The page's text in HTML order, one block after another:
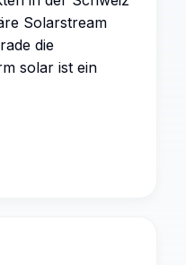
Solarstream
die
solar ist ein